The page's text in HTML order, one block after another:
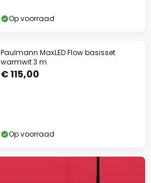
Op voorraad
Paulmann MaxLED Flow basisset
warmwit 3 m
€ 115,00
Op voorraad